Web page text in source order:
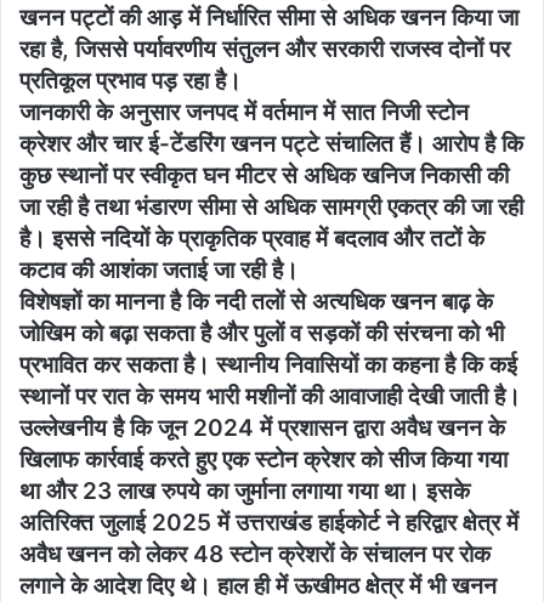
खनन पट्टों की आड़ में निर्धारित सीमा से अधिक खनन किया जा
रहा है, जिससे पर्यावरणीय संतुलन और सरकारी राजस्व दोनों पर
प्रतिकूल प्रभाव पड़ रहा है।
जानकारी के अनुसार जनपद में वर्तमान में सात निजी स्टोन
क्रेशर और चार ई-टेंडरिंग खनन पट्टे संचालित हैं। आरोप है कि
कुछ स्थानों पर स्वीकृत घन मीटर से अधिक खनिज निकासी की
जा रही है तथा भंडारण सीमा से अधिक सामग्री एकत्र की जा रही
है। इससे नदियों के प्राकृतिक प्रवाह में बदलाव और तटों के
कटाव की आशंका जताई जा रही है।
विशेषज्ञों का मानना है कि नदी तलों से अत्यधिक खनन बाढ़ के
जोखिम को बढ़ा सकता है और पुलों व सड़कों की संरचना को भी
प्रभावित कर सकता है। स्थानीय निवासियों का कहना है कि कई
स्थानों पर रात के समय भारी मशीनों की आवाजाही देखी जाती है।
उल्लेखनीय है कि जून 2024 में प्रशासन द्वारा अवैध खनन के
खिलाफ कार्रवाई करते हुए एक स्टोन क्रेशर को सीज किया गया
था और 23 लाख रुपये का जुर्माना लगाया गया था। इसके
अतिरिक्त जुलाई 2025 में उत्तराखंड हाईकोर्ट ने हरिद्वार क्षेत्र में
अवैध खनन को लेकर 48 स्टोन क्रेशरों के संचालन पर रोक
लगाने के आदेश दिए थे। हाल ही में ऊखीमठ क्षेत्र में भी खनन